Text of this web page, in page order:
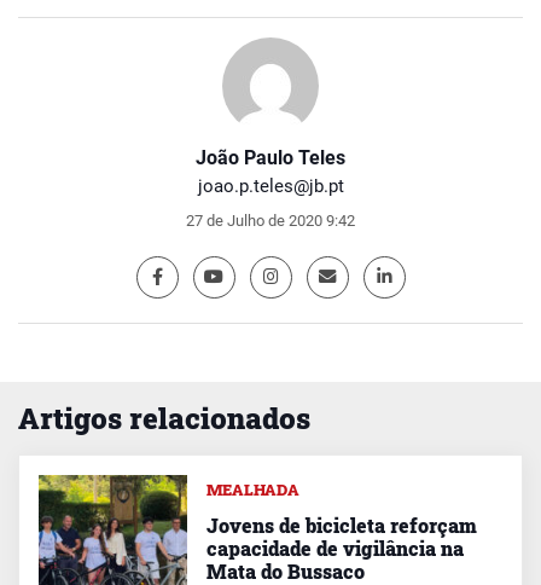
João Paulo Teles
joao.p.teles@jb.pt
27 de Julho de 2020 9:42
Artigos relacionados
MEALHADA
Jovens de bicicleta reforçam
capacidade de vigilância na
Mata do Bussaco